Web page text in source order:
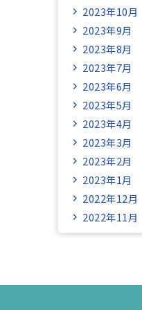
2023年10月
2023年9月
2023年8月
2023年7月
2023年6月
2023年5月
2023年4月
2023年3月
2023年2月
2023年1月
2022年12月
2022年11月